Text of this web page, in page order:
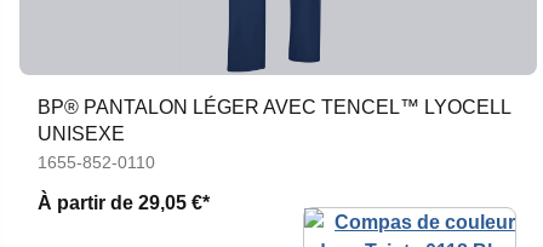
BP® PANTALON LÉGER AVEC TENCEL™ LYOCELL
UNISEXE
1655-852-0110
À partir de 29,05 €*